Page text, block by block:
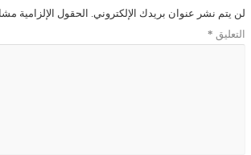
لن يتم نشر عنوان بريدك الإلكتروني. الحقول الإلزامية
التعليق *